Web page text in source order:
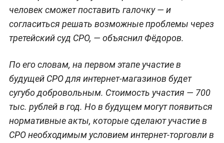
человек сможет поставить галочку — и
согласиться решать возможные проблемы через
третейский суд СРО, — объяснил Фёдоров.
По его словам, на первом этапе участие в
будущей СРО для интернет-магазинов будет
сугубо добровольным. Стоимость участия — 700
тыс. рублей в год. Но в будущем могут появиться
нормативные акты, которые сделают участие в
СРО необходимым условием интернет-торговли в